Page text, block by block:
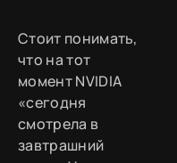
Стоит понимать,
что на тот
момент NVIDIA
«сегодня
смотрела в
завтрашний